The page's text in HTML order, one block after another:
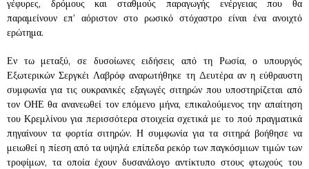
γέφυρες, δρόμους και σταθμούς παραγωγής ενέργειας που θα
παραμείνουν επ’ αόριστον στο ρωσικό στόχαστρο είναι ένα ανοιχτό
ερώτημα.
Εν τω μεταξύ, σε δυσοίωνες ειδήσεις από τη Ρωσία, ο υπουργός
Εξωτερικών Σεργκέι Λαβρόφ αναρωτήθηκε τη Δευτέρα αν η εύθραυστη
συμφωνία για τις ουκρανικές εξαγωγές σιτηρών που υποστηρίζεται από
τον ΟΗΕ θα ανανεωθεί τον επόμενο μήνα, επικαλούμενος την απαίτηση
του Κρεμλίνου για περισσότερα στοιχεία σχετικά με το πού πραγματικά
πηγαίνουν τα φορτία σιτηρών. Η συμφωνία για τα σιτηρά βοήθησε να
μειωθεί η πίεση από τα υψηλά επίπεδα ρεκόρ των παγκόσμιων τιμών των
τροφίμων, τα οποία έχουν δυσανάλογο αντίκτυπο στους φτωχούς του